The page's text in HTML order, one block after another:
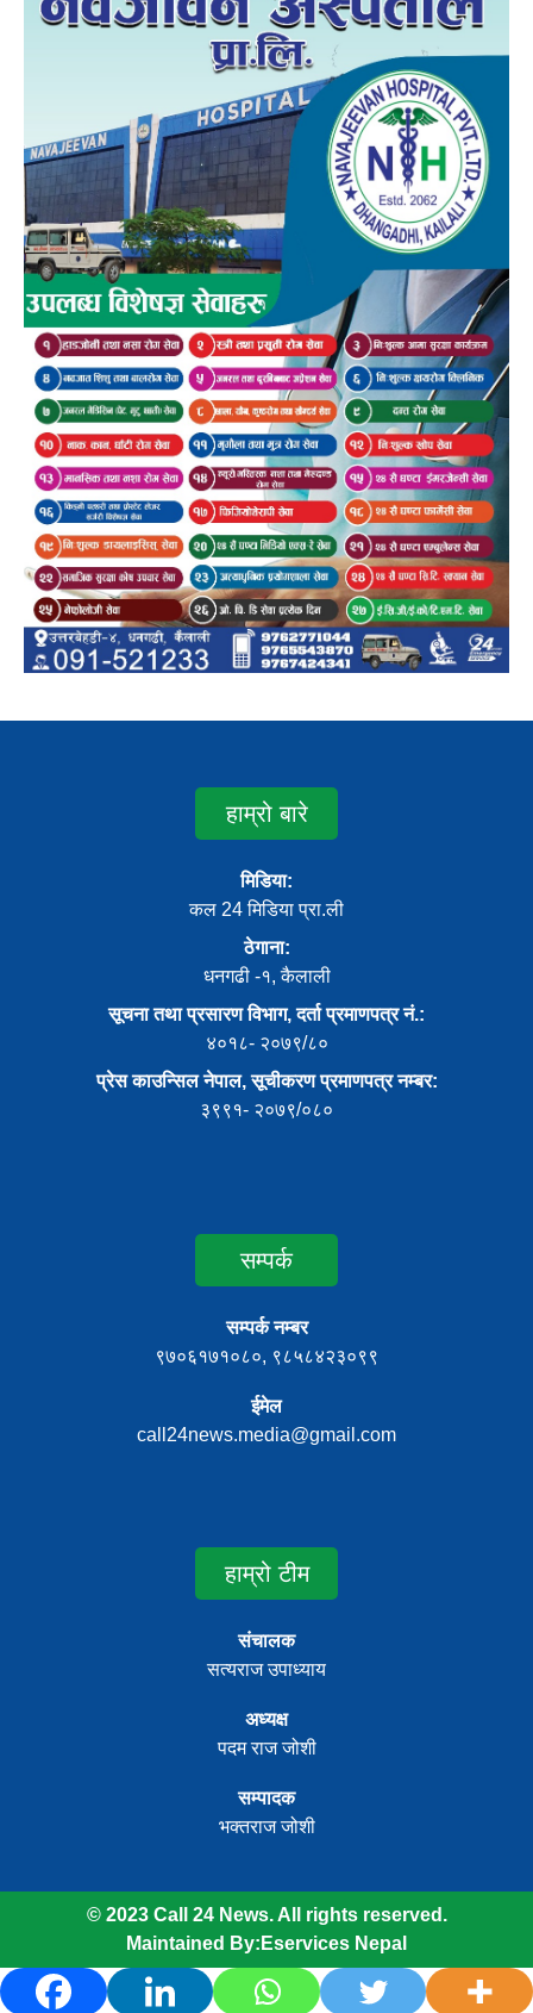
हाम्रो बारे
मिडिया:
कल 24 मिडिया प्रा.ली
ठेगाना:
धनगढी -१, कैलाली
सूचना तथा प्रसारण विभाग, दर्ता प्रमाणपत्र नं.:
४०१८- २०७९/८०
प्रेस काउन्सिल नेपाल, सूचीकरण प्रमाणपत्र नम्बर:
३९९१- २०७९/०८०
सम्पर्क
सम्पर्क नम्बर
९७०६१७१०८०, ९८५८४२३०९९
ईमेल
call24news.media@gmail.com
हाम्रो टीम
संचालक
सत्यराज उपाध्याय
अध्यक्ष
पदम राज जोशी
सम्पादक
भक्तराज जोशी
© 2023 Call 24 News. All rights reserved.
Maintained By: Eservices Nepal